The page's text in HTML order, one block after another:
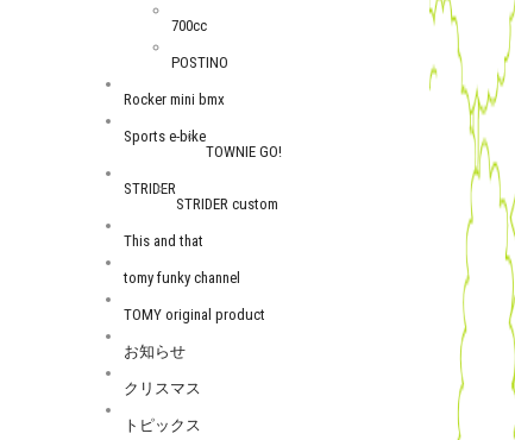
700cc
POSTINO
Rocker mini bmx
Sports e-bike
TOWNIE GO!
STRIDER
STRIDER custom
This and that
tomy funky channel
TOMY original product
お知らせ
クリスマス
トピックス